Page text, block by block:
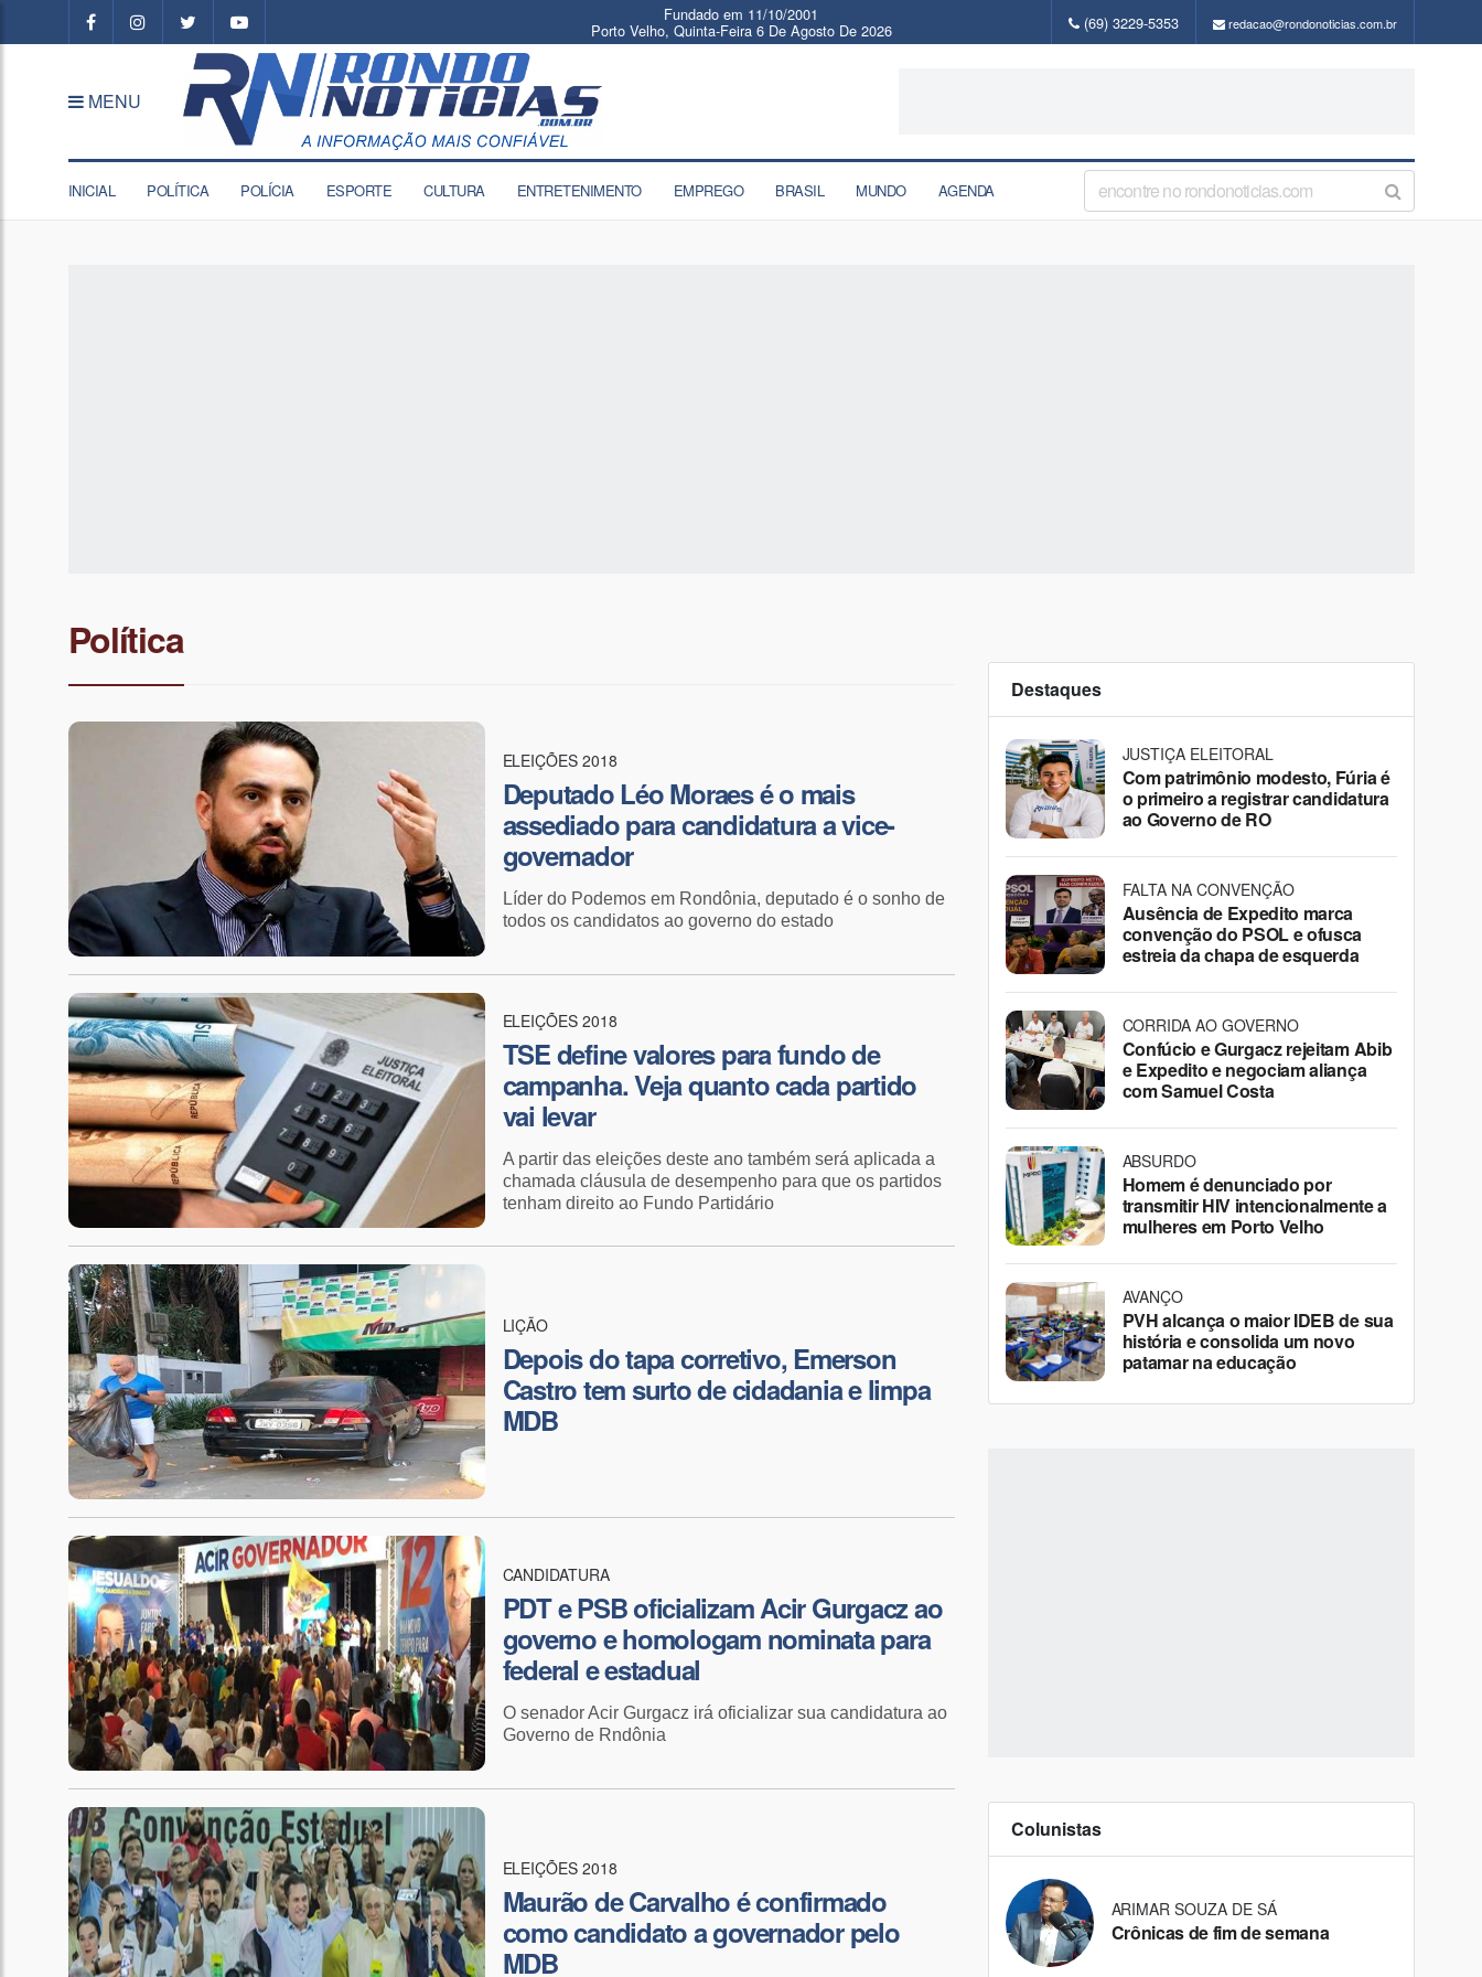
Fundado em 11/10/2001
Porto Velho, Quinta-Feira 6 De Agosto De 2026 (69) 3229-5353 redacao@rondonoticias.com.br
MENU
INICIAL POLÍTICA POLÍCIA ESPORTE CULTURA ENTRETENIMENTO EMPREGO BRASIL MUNDO AGENDA
Política
ELEIÇÕES 2018
Deputado Léo Moraes é o mais
assediado para candidatura a vice-
governador
Líder do Podemos em Rondônia, deputado é o sonho de
todos os candidatos ao governo do estado
ELEIÇÕES 2018
TSE define valores para fundo de
campanha. Veja quanto cada partido
vai levar
A partir das eleições deste ano também será aplicada a
chamada cláusula de desempenho para que os partidos
tenham direito ao Fundo Partidário
LIÇÃO
​Depois do tapa corretivo, Emerson
Castro tem surto de cidadania e limpa
MDB
CANDIDATURA
PDT e PSB oficializam Acir Gurgacz ao
governo e homologam nominata para
federal e estadual
O senador Acir Gurgacz irá oficializar sua candidatura ao
Governo de Rndônia
ELEIÇÕES 2018
Maurão de Carvalho é confirmado
como candidato a governador pelo
MDB
Destaques
JUSTIÇA ELEITORAL
Com patrimônio modesto, Fúria é
o primeiro a registrar candidatura
ao Governo de RO
FALTA NA CONVENÇÃO
Ausência de Expedito marca
convenção do PSOL e ofusca
estreia da chapa de esquerda
CORRIDA AO GOVERNO
Confúcio e Gurgacz rejeitam Abib
e Expedito e negociam aliança
com Samuel Costa
ABSURDO
Homem é denunciado por
transmitir HIV intencionalmente a
mulheres em Porto Velho
AVANÇO
PVH alcança o maior IDEB de sua
história e consolida um novo
patamar na educação
Colunistas
ARIMAR SOUZA DE SÁ
Crônicas de fim de semana